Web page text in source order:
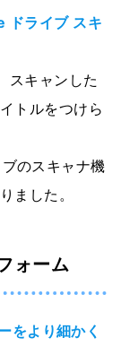
ドライブ スキ
キャンした
トルをつけら
のスキャナ機
ました。
ォーム
をより細かく